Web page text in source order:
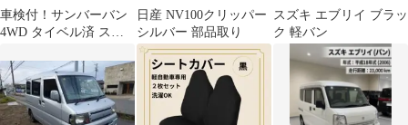
車検付！サンバーバン
4WD タイベル済 スバ
自動車
日産 NV100クリッパー
シルバー 部品取り
スズキ エブリイ ブラッ
ク 軽バン